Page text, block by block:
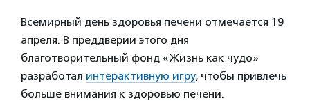
Всемирный день здоровья печени отмечается 19
апреля. В преддверии этого дня
благотворительный фонд «Жизнь как чудо»
разработал интерактивную игру, чтобы привлечь
больше внимания к здоровью печени.